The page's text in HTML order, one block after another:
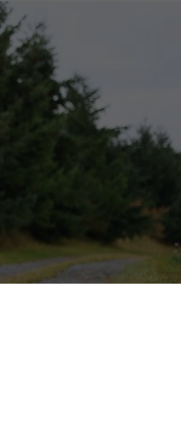
testuje nielen svoju